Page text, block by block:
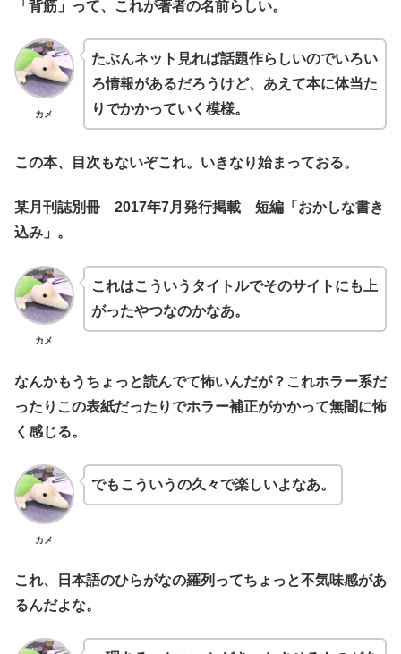
「背筋」って、これが著者の名前らしい。
カメ
たぶんネット見れば話題作らしいのでいろい
ろ情報があるだろうけど、あえて本に体当た
りでかかっていく模様。
この本、目次もないぞこれ。いきなり始まっておる。
某月刊誌別冊 2017年7月発行掲載 短編「おかしな書き
込み」。
カメ
これはこういうタイトルでそのサイトにも上
がったやつなのかなあ。
なんかもうちょっと読んでて怖いんだが？これホラー系だ
ったりこの表紙だったりでホラー補正がかかって無闇に怖
く感じる。
カメ
でもこういうの久々で楽しいよなあ。
これ、日本語のひらがなの羅列ってちょっと不気味感があ
るんだよな。